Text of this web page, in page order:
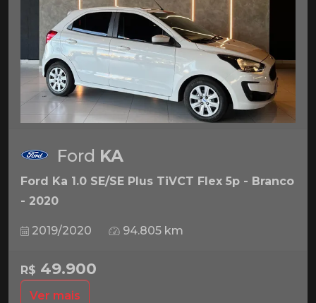
Ford KA
Ford Ka 1.0 SE/SE Plus TiVCT Flex 5p - Branco
- 2020
2019/2020 94.805 km
R$ 49.900
Ver mais